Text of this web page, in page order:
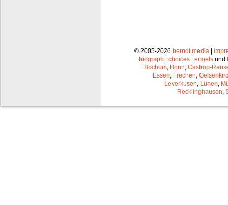
© 2005-2026 berndt media |
biograph | choices | engels und
Bochum Bonn Castrop-
Essen Frechen
Leverkusen Lünen
Recklinghausen